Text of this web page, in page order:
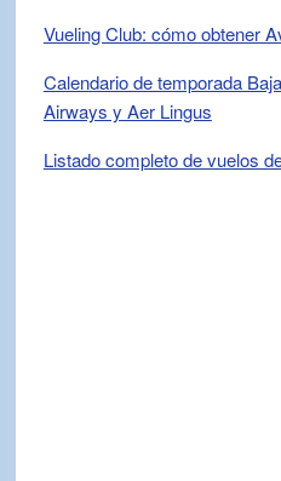
Vueling Club: cómo obtener
Calendario de temporada
Airways y Aer Lingus
Listado completo de vuelos